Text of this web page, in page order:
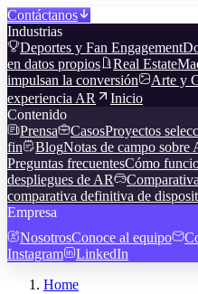
Contáctanos
Industrias
Deportes y Fan Engagement
en datos propios
Real Estate
impulsan la conversión
Arte y
experiencia AR
Inicio
Contenido
Prensa
CasosProyectos
fin
BlogNotas de campo sobre
Preguntas frecuentesCómo
despliegues de AR
comparativa definitiva de
Empresa
NosotrosConoce al equipo
Instagram
LinkedIn
Home